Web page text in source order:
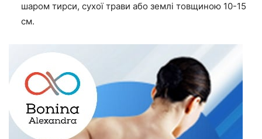
шаром тирси, сухої трави або землі товщиною 10-15
см.